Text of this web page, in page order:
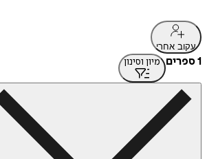
עקוב אחרי
1 ספרים מיון וסינון